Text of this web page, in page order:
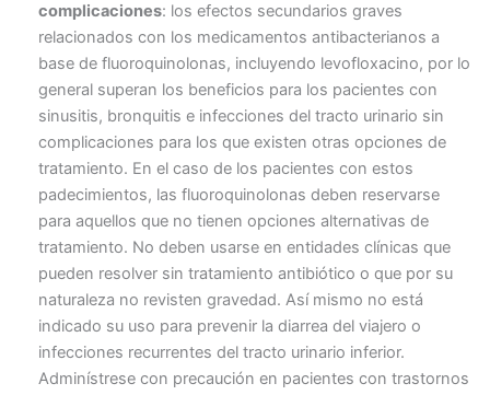
complicaciones: los efectos secundarios graves
relacionados con los medicamentos antibacterianos a
base de fluoroquinolonas, incluyendo levofloxacino, por lo
general superan los beneficios para los pacientes con
sinusitis, bronquitis e infecciones del tracto urinario sin
complicaciones para los que existen otras opciones de
tratamiento. En el caso de los pacientes con estos
padecimientos, las fluoroquinolonas deben reservarse
para aquellos que no tienen opciones alternativas de
tratamiento. No deben usarse en entidades clínicas que
pueden resolver sin tratamiento antibiótico o que por su
naturaleza no revisten gravedad. Así mismo no está
indicado su uso para prevenir la diarrea del viajero o
infecciones recurrentes del tracto urinario inferior.
Adminístrese con precaución en pacientes con trastornos